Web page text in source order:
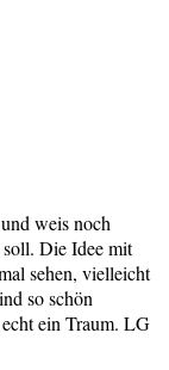
weis noch
Die Idee mit
sehen, vielleicht
so schön
ein Traum. LG